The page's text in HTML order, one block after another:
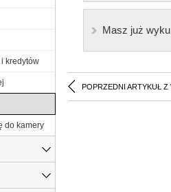
Masz już
POPRZEDNI ARTYKUŁ Z
kredytów
do kamery